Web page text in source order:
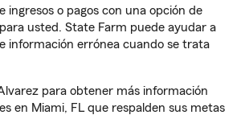
o pagos con una opción de
usted. State Farm puede ayudar a
información errónea cuando se trata
para obtener más información
en Miami, FL que respalden sus metas